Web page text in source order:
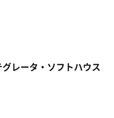
レータ・ソフトハウス